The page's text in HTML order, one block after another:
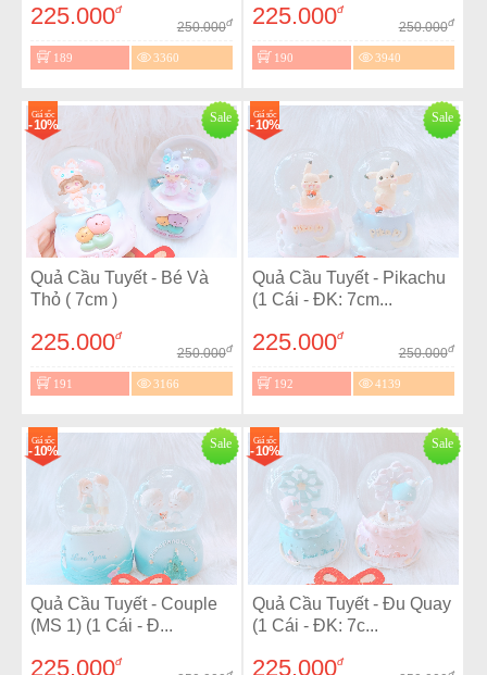
225.000đ
250.000đ
189 3360
225.000đ
250.000đ
190 3940
Sale
Giá sốc
- 10%
Quả Cầu Tuyết - Bé Và
Thỏ ( 7cm )
225.000đ
250.000đ
191 3166
Sale
Giá sốc
- 10%
Quả Cầu Tuyết - Pikachu
(1 Cái - ĐK: 7cm...
225.000đ
250.000đ
192 4139
Sale
Giá sốc
- 10%
Quả Cầu Tuyết - Couple
(MS 1) (1 Cái - Đ...
225.000đ
Sale
Giá sốc
- 10%
Quả Cầu Tuyết - Đu Quay
(1 Cái - ĐK: 7c...
225.000đ